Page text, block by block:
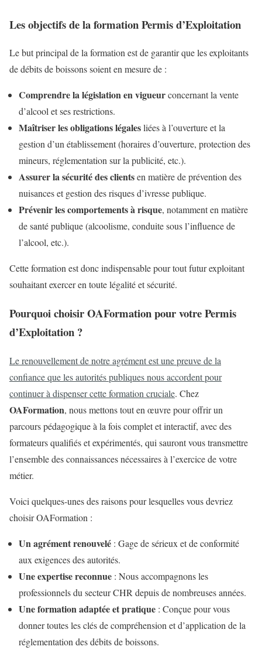
Les objectifs de la formation Permis d’Exploitation
Le but principal de la formation est de garantir que les exploitants
de débits de boissons soient en mesure de :
Comprendre la législation en vigueurconcernant la vente
d’alcool et ses restrictions.
Maîtriser les obligations légalesliées à l’ouverture et la
gestion d’un établissement (horaires d’ouverture, protection des
mineurs, réglementation sur la publicité, etc.).
Assurer la sécurité des clientsen matière de prévention des
nuisances et gestion des risques d’ivresse publique.
Prévenir les comportements à risque, notamment en matière
de santé publique (alcoolisme, conduite sous l’influence de
l’alcool, etc.).
Cette formation est donc indispensable pour tout futur exploitant
souhaitant exercer en toute légalité et sécurité.
Pourquoi choisir OAFormation pour votre Permis
d’Exploitation ?
Le renouvellement de notre agrément est une preuve de la
confiance que les autorités publiques nous accordent pour
continuer à dispenser cette formation cruciale. Chez
OAFormation, nous mettons tout en œuvre pour offrir un
parcours pédagogique à la fois complet et interactif, avec des
formateurs qualifiés et expérimentés, qui sauront vous transmettre
l’ensemble des connaissances nécessaires à l’exercice de votre
métier.
Voici quelques-unes des raisons pour lesquelles vous devriez
choisir OAFormation :
Un agrément renouvelé : Gage de sérieux et de conformité
aux exigences des autorités.
Une expertise reconnue : Nous accompagnons les
professionnels du secteur CHR depuis de nombreuses années.
Une formation adaptée et pratique : Conçue pour vous
donner toutes les clés de compréhension et d’application de la
réglementation des débits de boissons.